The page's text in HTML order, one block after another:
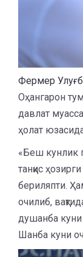
Фермер
Оҳангарон
давлат
ҳолат
«Беш кунлик
танқис
бериляпти.
очилиб,
душанба
Шанба куни